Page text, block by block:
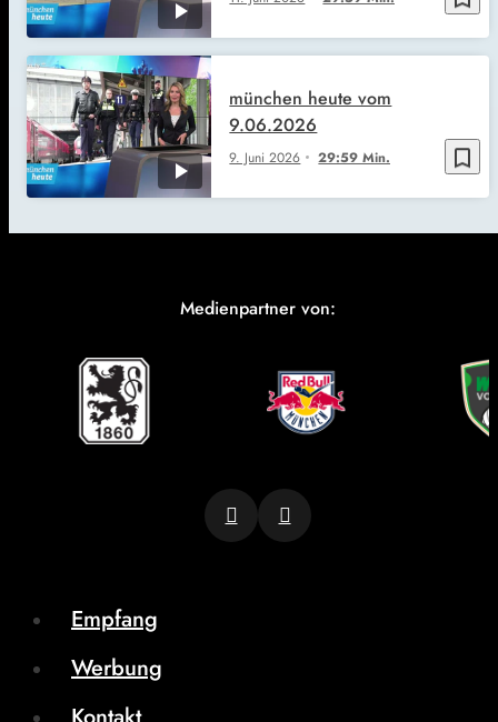
bookmark_border
9. Juni 2026 29:59 Min.
münchen heute vom
9.06.2026
Medienpartner von:
Empfang
Werbung